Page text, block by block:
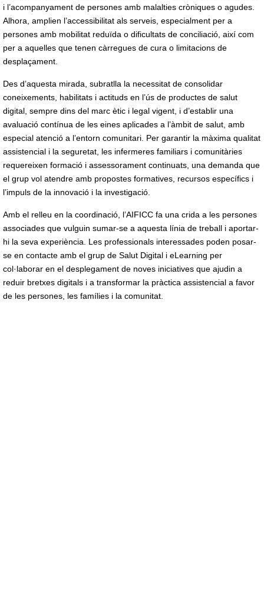
i l’acompanyament de persones amb malalties cròniques o agudes.
Alhora, amplien l’accessibilitat als serveis, especialment per a
persones amb mobilitat reduïda o dificultats de conciliació, així com
per a aquelles que tenen càrregues de cura o limitacions de
desplaçament.
Des d’aquesta mirada, subratlla la necessitat de consolidar
coneixements, habilitats i actituds en l’ús de productes de salut
digital, sempre dins del marc ètic i legal vigent, i d’establir una
avaluació contínua de les eines aplicades a l’àmbit de salut, amb
especial atenció a l’entorn comunitari. Per garantir la màxima qualitat
assistencial i la seguretat, les infermeres familiars i comunitàries
requereixen formació i assessorament continuats, una demanda que
el grup vol atendre amb propostes formatives, recursos específics i
l’impuls de la innovació i la investigació.
Amb el relleu en la coordinació, l’AIFICC fa una crida a les persones
associades que vulguin sumar-se a aquesta línia de treball i aportar-
hi la seva experiència. Les professionals interessades poden posar-
se en contacte amb el grup de Salut Digital i eLearning per
col·laborar en el desplegament de noves iniciatives que ajudin a
reduir bretxes digitals i a transformar la pràctica assistencial a favor
de les persones, les famílies i la comunitat.